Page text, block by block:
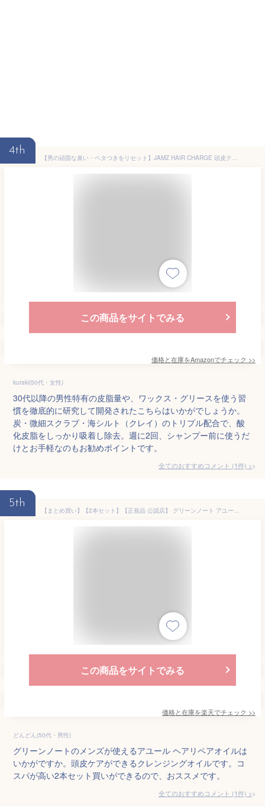
4th
【男の頑固な臭い・ベタつきをリセット】JAMZ HAIR CHARGE 頭皮クレンジング メンズ 大容量 約3ヶ月分 300ml 炭 スクラブ 海シルト トリプル配合 頭皮ケア スカルプケア 頭皮マッサージ
この商品をサイトでみる
価格と在庫をAmazonでチェック >>
kuraki(50代・女性)
30代以降の男性特有の皮脂量や、ワックス・グリースを使う習
慣を徹底的に研究して開発されたこちらはいかがでしょうか。
炭・微細スクラブ・海シルト（クレイ）のトリプル配合で、酸
化皮脂をしっかり吸着し除去。週に2回、シャンプー前に使うだ
けとお手軽なのもお勧めポイントです。
全てのおすすめコメント (1件) >
5th
【まとめ買い】【2本セット】【正規品 公認店】 グリーンノート アユール ヘアリペアオイル 100ml ヘアオイル ヘアケア ダメージケア ダメージ補修 スタイリング ハーブオイル ハリ コシ ツヤ クレンジング オイルトリートメント リペア くせ毛 乾燥 メンズ レディース
この商品をサイトでみる
価格と在庫を楽天でチェック >>
どんどん(50代・男性)
グリーンノートのメンズが使えるアユール ヘアリペアオイルは
いかがですか。頭皮ケアができるクレンジングオイルです。コ
スパが高い2本セット買いができるので、おススメです。
全てのおすすめコメント (1件) >